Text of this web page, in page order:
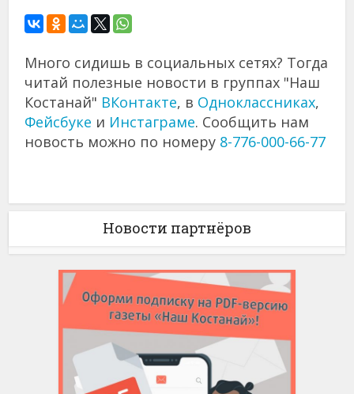
Много сидишь в социальных сетях? Тогда
читай полезные новости в группах "Наш
Костанай" ВКонтакте, в Одноклассниках,
Фейсбуке и Инстаграме. Сообщить нам
новость можно по номеру 8-776-000-66-77
Новости партнёров